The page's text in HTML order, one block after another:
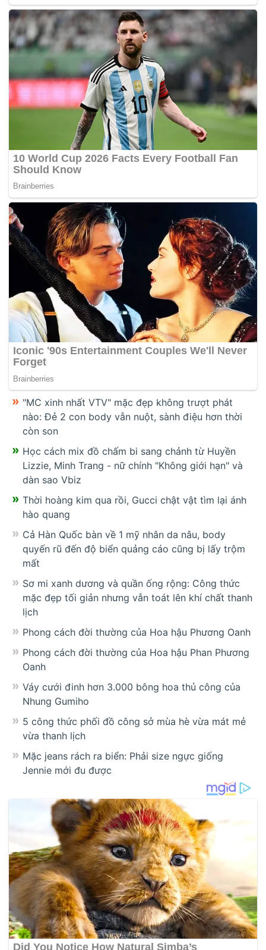
"MC xinh nhất VTV" mặc đẹp không trượt phát
nào: Đẻ 2 con body vẫn nuột, sành điệu hơn thời
còn son
Học cách mix đồ chấm bi sang chảnh từ Huyền
Lizzie, Minh Trang - nữ chính "Không giới hạn" và
dàn sao Vbiz
Thời hoàng kim qua rồi, Gucci chật vật tìm lại ánh
hào quang
Cả Hàn Quốc bàn về 1 mỹ nhân da nâu, body
quyến rũ đến độ biển quảng cáo cũng bị lấy trộm
mất
Sơ mi xanh dương và quần ống rộng: Công thức
mặc đẹp tối giản nhưng vẫn toát lên khí chất thanh
lịch
Phong cách đời thường của Hoa hậu Phương Oanh
Phong cách đời thường của Hoa hậu Phan Phương
Oanh
Váy cưới đinh hơn 3.000 bông hoa thủ công của
Nhung Gumiho
5 công thức phối đồ công sở mùa hè vừa mát mẻ
vừa thanh lịch
Mặc jeans rách ra biển: Phải size ngực giống
Jennie mới đu được